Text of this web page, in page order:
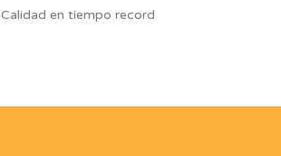
Calidad en tiempo record